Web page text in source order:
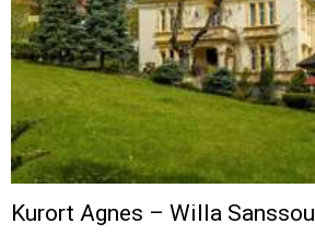
Kurort Agnes – Willa